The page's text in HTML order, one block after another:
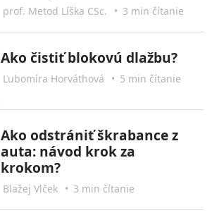
prof. Metod Líška CSc. • 3 min čítanie
Ako čistiť blokovú dlažbu?
Ľubomíra Horváthová • 5 min čítanie
Ako odstrániť škrabance z
auta: návod krok za
krokom?
Blažej Vlček • 3 min čítanie